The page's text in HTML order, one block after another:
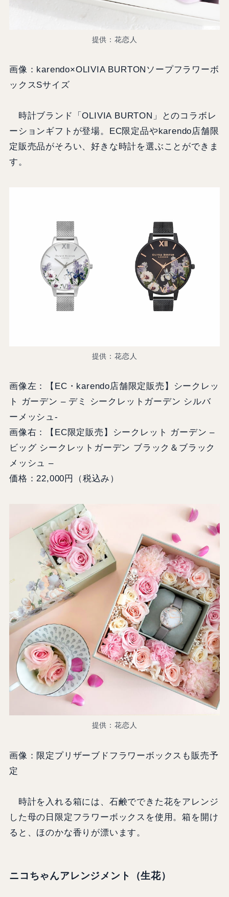
提供：花恋人
画像：karendo×OLIVIA BURTONソープフラワーボ
ックスSサイズ
時計ブランド「OLIVIA BURTON」とのコラボレ
ーションギフトが登場。EC限定品やkarendo店舗限
定販売品がそろい、好きな時計を選ぶことができま
す。
提供：花恋人
画像左：【EC・karendo店舗限定販売】シークレッ
ト ガーデン – デミ シークレットガーデン シルバ
ーメッシュ-
画像右：【EC限定販売】シークレット ガーデン –
ビッグ シークレットガーデン ブラック＆ブラック
メッシュ –
価格：22,000円（税込み）
提供：花恋人
画像：限定プリザーブドフラワーボックスも販売予
定
時計を入れる箱には、石鹸でできた花をアレンジ
した母の日限定フラワーボックスを使用。箱を開け
ると、ほのかな香りが漂います。
ニコちゃんアレンジメント（生花）